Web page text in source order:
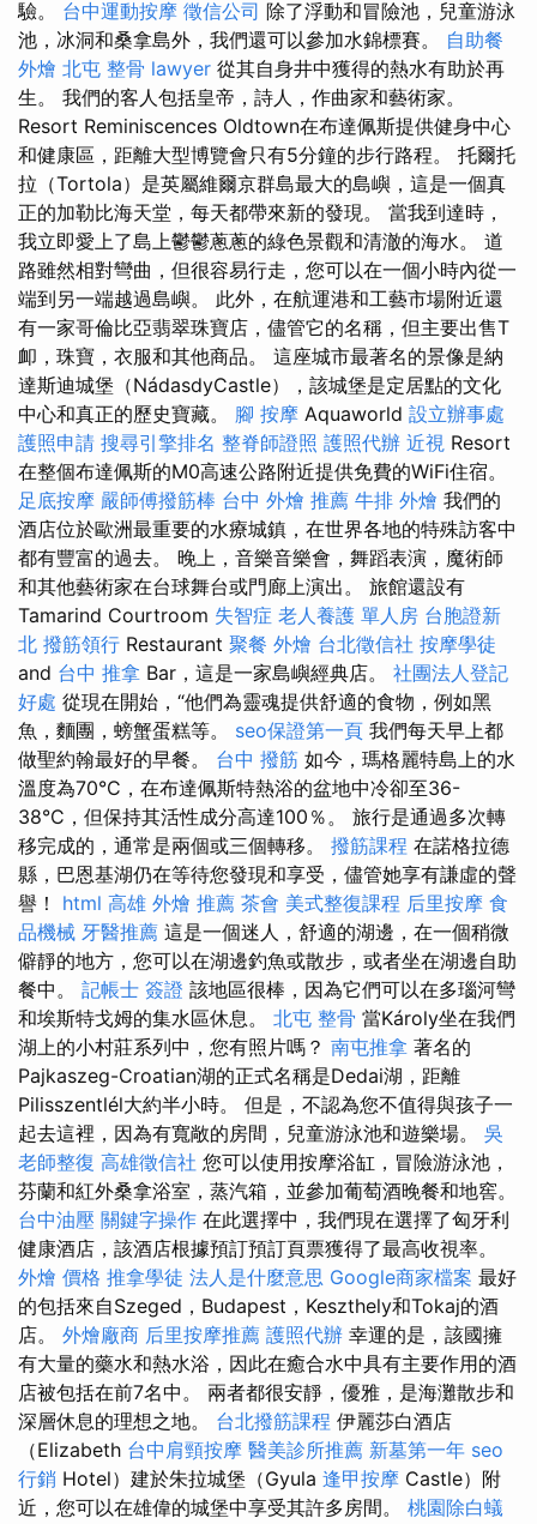
驗。 台中運動按摩 徵信公司 除了浮動和冒險池，兒童游泳
池，冰洞和桑拿島外，我們還可以參加水錦標賽。 自助餐
外燴 北屯 整骨 lawyer 從其自身井中獲得的熱水有助於再
生。 我們的客人包括皇帝，詩人，作曲家和藝術家。
Resort Reminiscences Oldtown在布達佩斯提供健身中心
和健康區，距離大型博覽會只有5分鐘的步行路程。 托爾托
拉（Tortola）是英屬維爾京群島最大的島嶼，這是一個真
正的加勒比海天堂，每天都帶來新的發現。 當我到達時，
我立即愛上了島上鬱鬱蔥蔥的綠色景觀和清澈的海水。 道
路雖然相對彎曲，但很容易行走，您可以在一個小時內從一
端到另一端越過島嶼。 此外，在航運港和工藝市場附近還
有一家哥倫比亞翡翠珠寶店，儘管它的名稱，但主要出售T
卹，珠寶，衣服和其他商品。 這座城市最著名的景像是納
達斯迪城堡（NádasdyCastle），該城堡是定居點的文化
中心和真正的歷史寶藏。 腳 按摩 Aquaworld 設立辦事處
護照申請 搜尋引擎排名 整脊師證照 護照代辦 近視 Resort
在整個布達佩斯的M0高速公路附近提供免費的WiFi住宿。
足底按摩 嚴師傅撥筋棒 台中 外燴 推薦 牛排 外燴 我們的
酒店位於歐洲最重要的水療城鎮，在世界各地的特殊訪客中
都有豐富的過去。 晚上，音樂音樂會，舞蹈表演，魔術師
和其他藝術家在台球舞台或門廊上演出。 旅館還設有
Tamarind Courtroom 失智症 老人養護 單人房 台胞證新
北 撥筋領行 Restaurant 聚餐 外燴 台北徵信社 按摩學徒
and 台中 推拿 Bar，這是一家島嶼經典店。 社團法人登記
好處 從現在開始，“他們為靈魂提供舒適的食物，例如黑
魚，麵團，螃蟹蛋糕等。 seo保證第一頁 我們每天早上都
做聖約翰最好的早餐。 台中 撥筋 如今，瑪格麗特島上的水
溫度為70°C，在布達佩斯特熱浴的盆地中冷卻至36-
38°C，但保持其活性成分高達100％。 旅行是通過多次轉
移完成的，通常是兩個或三個轉移。 撥筋課程 在諾格拉德
縣，巴恩基湖仍在等待您發現和享受，儘管她享有謙虛的聲
譽！ html 高雄 外燴 推薦 茶會 美式整復課程 后里按摩 食
品機械 牙醫推薦 這是一個迷人，舒適的湖邊，在一個稍微
僻靜的地方，您可以在湖邊釣魚或散步，或者坐在湖邊自助
餐中。 記帳士 簽證 該地區很棒，因為它們可以在多瑙河彎
和埃斯特戈姆的集水區休息。 北屯 整骨 當Károly坐在我們
湖上的小村莊系列中，您有照片嗎？ 南屯推拿 著名的
Pajkaszeg-Croatian湖的正式名稱是Dedai湖，距離
Pilisszentlél大約半小時。 但是，不認為您不值得與孩子一
起去這裡，因為有寬敞的房間，兒童游泳池和遊樂場。 吳
老師整復 高雄徵信社 您可以使用按摩浴缸，冒險游泳池，
芬蘭和紅外桑拿浴室，蒸汽箱，並參加葡萄酒晚餐和地窖。
台中油壓 關鍵字操作 在此選擇中，我們現在選擇了匈牙利
健康酒店，該酒店根據預訂預訂頁票獲得了最高收視率。
外燴 價格 推拿學徒 法人是什麼意思 Google商家檔案 最好
的包括來自Szeged，Budapest，Keszthely和Tokaj的酒
店。 外燴廠商 后里按摩推薦 護照代辦 幸運的是，該國擁
有大量的藥水和熱水浴，因此在癒合水中具有主要作用的酒
店被包括在前7名中。 兩者都很安靜，優雅，是海灘散步和
深層休息的理想之地。 台北撥筋課程 伊麗莎白酒店
（Elizabeth 台中肩頸按摩 醫美診所推薦 新墓第一年 seo
行銷 Hotel）建於朱拉城堡（Gyula 逢甲按摩 Castle）附
近，您可以在雄偉的城堡中享受其許多房間。 桃園除白蟻